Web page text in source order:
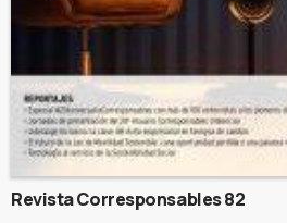
Revista Corresponsables 82